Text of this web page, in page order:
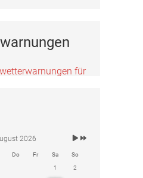
2026
Do Fr Sa
So
1
2